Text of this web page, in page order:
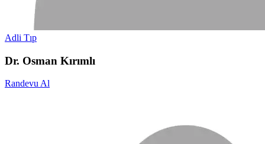
Adli Tıp
Dr. Osman Kırımlı
Randevu Al